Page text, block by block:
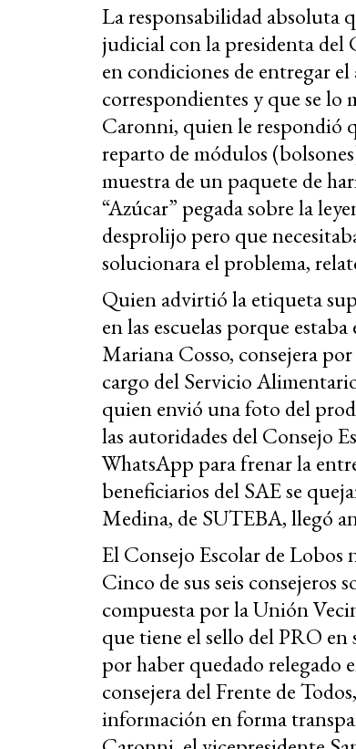
La responsabilidad absoluta
judicial con la presidenta del
en condiciones de entregar
correspondientes y que se lo
Caronni, quien le respondió
reparto de módulos
muestra de un paquete de
“Azúcar” pegada sobre la
desprolijo pero que
solucionara el problema,
Quien advirtió la etiqueta
en las escuelas porque
Mariana Cosso, consejera
cargo del Servicio
quien envió una foto del
las autoridades del Consejo
WhatsApp para frenar la
beneficiarios del SAE se
Medina, de SUTEBA, llegó
El Consejo Escolar de Lobos
Cinco de sus seis consejeros
compuesta por la Unión
que tiene el sello del PRO
por haber quedado relegado
consejera del Frente de
información en forma